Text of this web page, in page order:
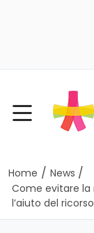
Home / News /
Come evitare la
l’aiuto del ricorso